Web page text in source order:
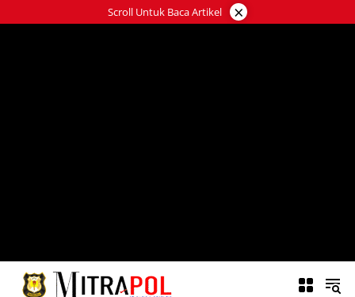
ke
Scroll Untuk Baca Artikel ×